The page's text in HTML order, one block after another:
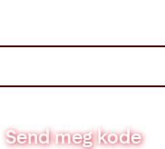
Send meg kode